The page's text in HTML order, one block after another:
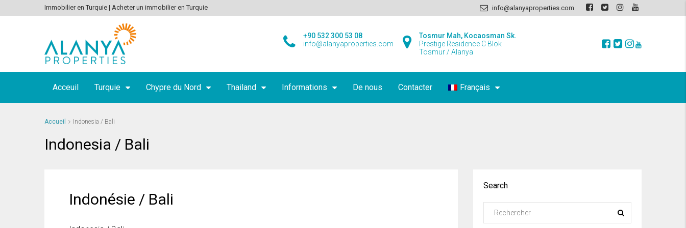
Immobilier en Turquie | Acheter un immobilier en Turquie info@alanyaproperties.com
Tosmur Mah, Kocaosman Sk.
Prestige Residence C Blok
Tosmur / Alanya
+90 532 300 53 08
info@alanyaproperties.com
Acceuil Turquie Chypre du Nord Thailand Informations De nous Contacter Français
Accueil Indonesia / Bali
Indonesia / Bali
Indonésie / Bali
Search